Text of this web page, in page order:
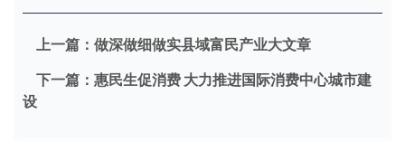
上一篇： 做深做细做实县域富民产业大文章
下一篇： 惠民生促消费 大力推进国际消费中心城市建
设